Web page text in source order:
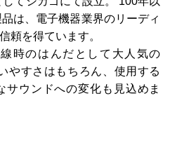
は、電子機器業界のリーディ
頼を得ています。
時のはんだとして大人気の
やすさはもちろん、使用する
サウンドへの変化も見込めま